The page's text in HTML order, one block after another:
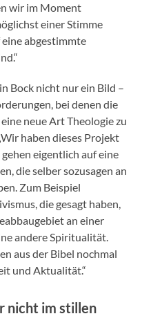
wir im Moment
einer Stimme
abgestimmte
Bock nicht nur ein Bild –
bei denen die
neue Art Theologie zu
haben dieses Projekt
eigentlich auf eine
die selber sozusagen an
Zum Beispiel
die gesagt haben,
an einer
andere Spiritualität.
aus der Bibel nochmal
und Aktualität.“
nicht im stillen